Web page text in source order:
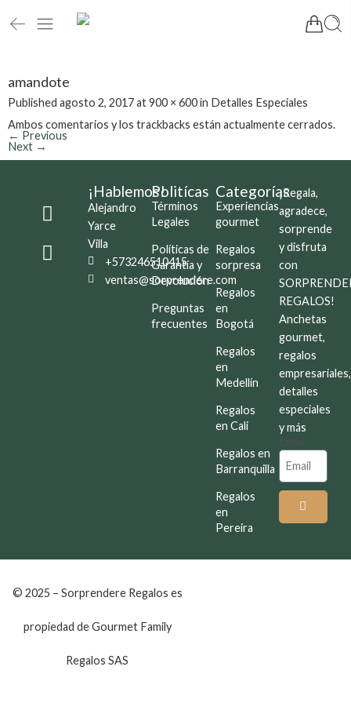
amandote
Published agosto 2, 2017at900 × 600in Detalles Especiales
Ambos comentarios y los trackbacks están actualmente cerrados.
← Previous
Next →
¡Hablemos!
Alejandro
Yarce
Villa
+573246510415
ventas@sorprendere.com
Politícas
Términos
Legales
Políticas de
Garantía y
Devolución
Preguntas
frecuentes
Categorías
Experiencias
gourmet
Regalos
sorpresa
Regalos
en
Bogotá
Regalos
en
Medellín
Regalos
en Cali
Regalos en
Barranquilla
Regalos
en
Pereira
¡Regala,
agradece,
sorprende
y disfruta
con
REGALOS!
Anchetas
gourmet,
regalos
empresariales,
detalles
especiales
y más
Email
© 2025 – Sorprendere Regalos es
propiedad de Gourmet Family
Regalos SAS